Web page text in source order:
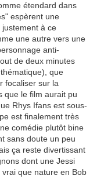
étendard dans
espèrent une
à ce
une autre vers une
anti-
de deux minutes
que
focaliser sur la
que le film aurait pu
Rhys Ifans est sous-
est finalement très
comédie plutôt bine
sans doute un peu
ça reste divertissant
dont une Jessi
que nature en Bob